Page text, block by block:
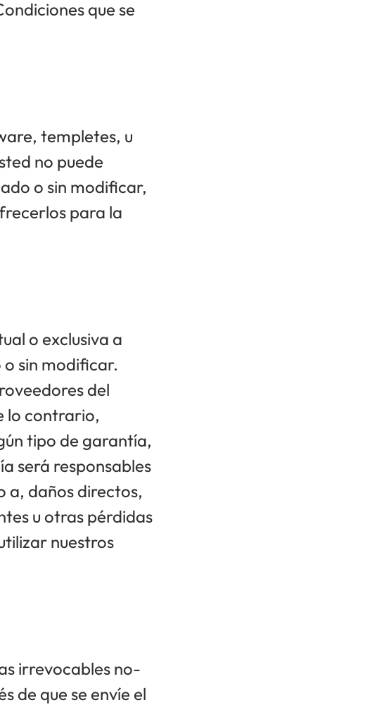
que se
templetes, u
no puede
o sin modificar,
para la
o exclusiva a
sin modificar.
del
lo contrario,
tipo de garantía,
será responsables
a, daños directos,
u otras pérdidas
nuestros
irrevocables no-
de que se envíe el